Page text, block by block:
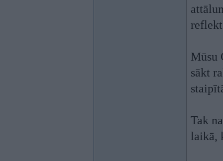
Mūsu
sākt
Tak
laikā,